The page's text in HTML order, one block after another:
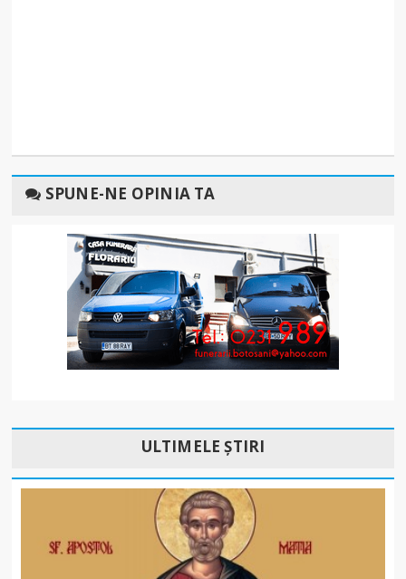
SPUNE-NE OPINIA TA
ULTIMELE ȘTIRI